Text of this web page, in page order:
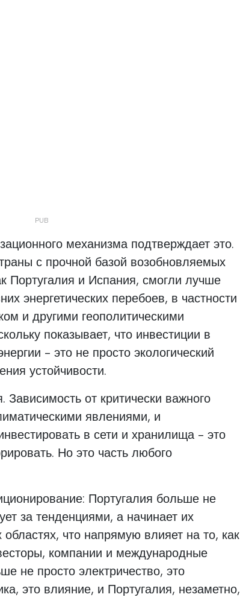
механизма подтверждает это.
с прочной базой возобновляемых
Португалия и Испания, смогли лучше
энергетических перебоев, в частности
и другими геополитическими
показывает, что инвестиции в
- это не просто экологический
устойчивости.
от критически важного
явлениями, и
в сети и хранилища - это
Но это часть любого
Португалия больше не
за тенденциями, а начинает их
что напрямую влияет на то, как
компании и международные
не просто электричество, это
это влияние, и Португалия, незаметно,